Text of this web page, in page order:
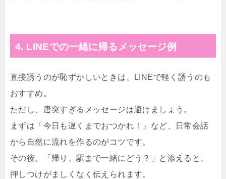
4. LINEでの一緒に帰るメッセージ例
直接誘うのが恥ずかしいときは、LINEで軽く誘うのも
おすすめ。
ただし、唐突すぎるメッセージは避けましょう。
まずは「今日も遅くまでおつかれ！」など、日常会話
から自然に流れを作るのがコツです。
その後、「帰り、駅まで一緒にどう？」と添えると、
押しつけがましくなく伝えられます。